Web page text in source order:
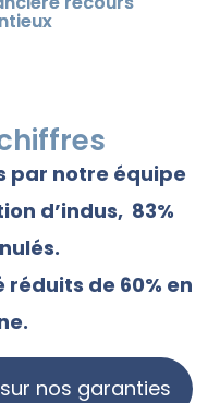
par notre équipe
d’indus, 83%
réduits de 60% en
nos garanties